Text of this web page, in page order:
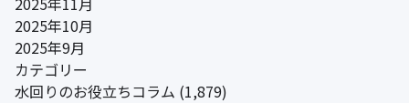
2025年10月
2025年9月
カテゴリー
水回りのお役立ちコラム (1,879)